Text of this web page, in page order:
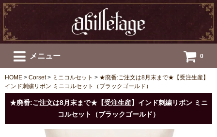
メニュー 0
HOME > Corset> ミニコルセット > ★廃番:ご注文は8月末まで★【受注生産】
インド刺繍リボン ミニコルセット（ブラックゴールド）
★廃番:ご注文は8月末まで★【受注生産】インド刺繍リボン ミニ
コルセット（ブラックゴールド）